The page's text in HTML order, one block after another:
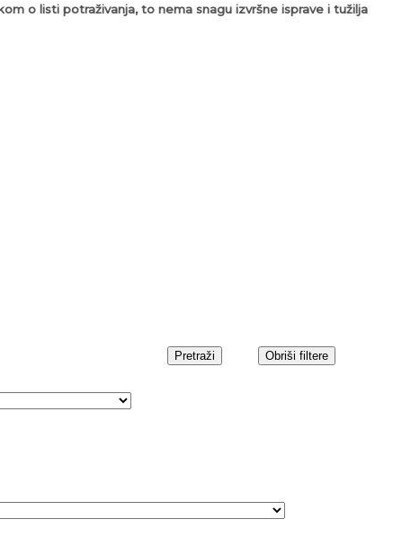
o listi potraživanja, to nema snagu izvršne isprave i tužilja